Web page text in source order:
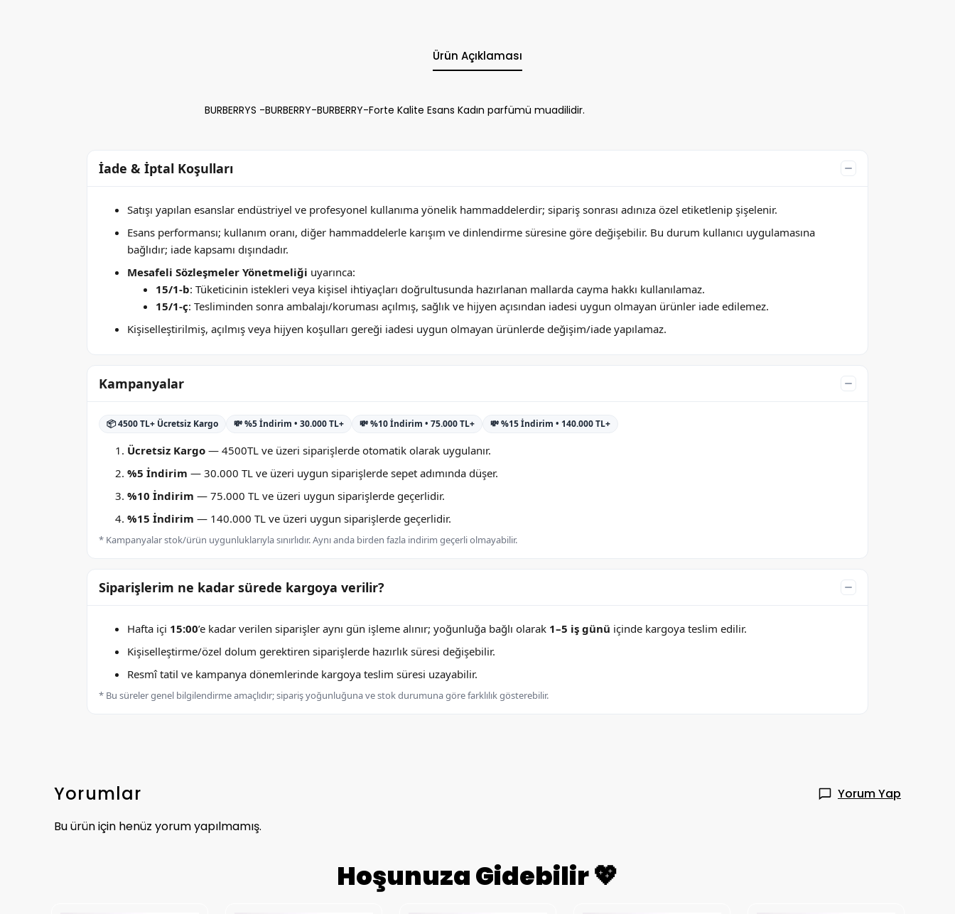
Ürün Açıklaması
BURBERRYS -BURBERRY-BURBERRY-Forte Kalite Esans Kadın parfümü muadilidir.
İade & İptal Koşulları
Satışı yapılan esanslar endüstriyel ve profesyonel kullanıma yönelik hammaddelerdir; sipariş sonrası adınıza özel etiketlenip şişelenir.
Esans performansı; kullanım oranı, diğer hammaddelerle karışım ve dinlendirme süresine göre değişebilir. Bu durum kullanıcı uygulamasına
bağlıdır; iade kapsamı dışındadır.
Mesafeli Sözleşmeler Yönetmeliği uyarınca:
15/1-b: Tüketicinin istekleri veya kişisel ihtiyaçları doğrultusunda hazırlanan mallarda cayma hakkı kullanılamaz.
15/1-ç: Tesliminden sonra ambalajı/koruması açılmış, sağlık ve hijyen açısından iadesi uygun olmayan ürünler iade edilemez.
Kişiselleştirilmiş, açılmış veya hijyen koşulları gereği iadesi uygun olmayan ürünlerde değişim/iade yapılamaz.
Kampanyalar
📦 4500 TL+ Ücretsiz Kargo 💸 %5 İndirim • 30.000 TL+ 💸 %10 İndirim • 75.000 TL+ 💸 %15 İndirim • 140.000 TL+
Ücretsiz Kargo — 4500TL ve üzeri siparişlerde otomatik olarak uygulanır.
%5 İndirim — 30.000 TL ve üzeri uygun siparişlerde sepet adımında düşer.
%10 İndirim — 75.000 TL ve üzeri uygun siparişlerde geçerlidir.
%15 İndirim — 140.000 TL ve üzeri uygun siparişlerde geçerlidir.
* Kampanyalar stok/ürün uygunluklarıyla sınırlıdır. Aynı anda birden fazla indirim geçerli olmayabilir.
Siparişlerim ne kadar sürede kargoya verilir?
Hafta içi 15:00’e kadar verilen siparişler aynı gün işleme alınır; yoğunluğa bağlı olarak 1–5 iş günü içinde kargoya teslim edilir.
Kişiselleştirme/özel dolum gerektiren siparişlerde hazırlık süresi değişebilir.
Resmî tatil ve kampanya dönemlerinde kargoya teslim süresi uzayabilir.
* Bu süreler genel bilgilendirme amaçlıdır; sipariş yoğunluğuna ve stok durumuna göre farklılık gösterebilir.
Yorumlar
Yorum Yap
Bu ürün için henüz yorum yapılmamış.
Hoşunuza Gidebilir 💖